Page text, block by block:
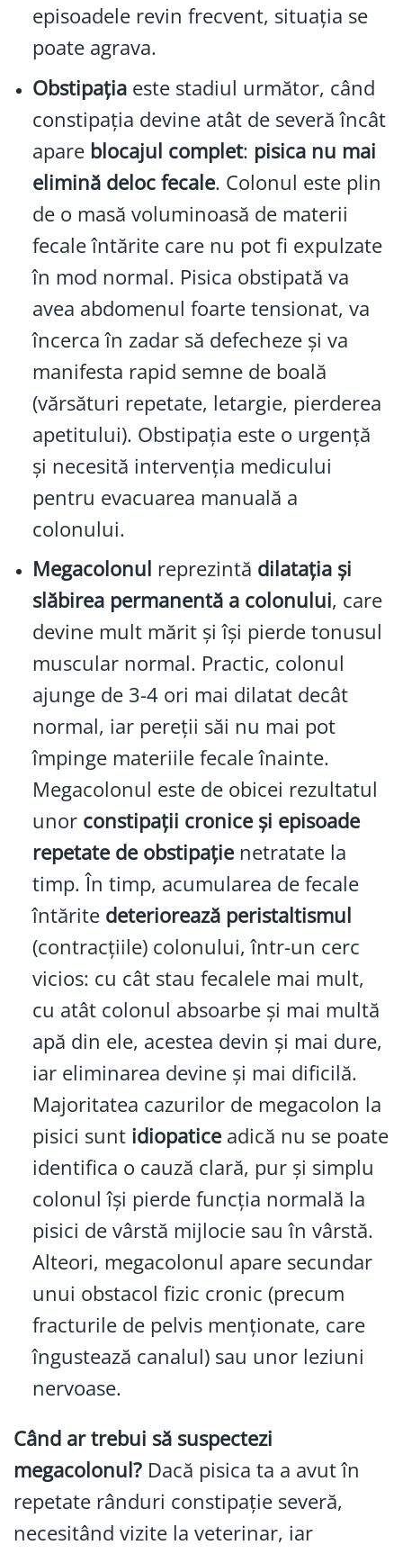
episoadele revin frecvent, situația se
poate agrava.
Obstipațiaeste stadiul următor, când
constipația devine atât de severă încât
apare blocajul complet: pisica nu mai
elimină deloc fecale. Colonul este plin
de o masă voluminoasă de materii
fecale întărite care nu pot fi expulzate
în mod normal. Pisica obstipată va
avea abdomenul foarte tensionat, va
încerca în zadar să defecheze și va
manifesta rapid semne de boală
(vărsături repetate, letargie, pierderea
apetitului). Obstipația este o urgență
și necesită intervenția medicului
pentru evacuarea manuală a
colonului.
Megacolonul reprezintă dilatația și
slăbirea permanentă a colonului, care
devine mult mărit și își pierde tonusul
muscular normal. Practic, colonul
ajunge de 3-4 ori mai dilatat decât
normal, iar pereții săi nu mai pot
împinge materiile fecale înainte.
Megacolonul este de obicei rezultatul
unor constipații cronice și episoade
repetate de obstipațienetratate la
timp. În timp, acumularea de fecale
întărite deteriorează peristaltismul
(contracțiile) colonului, într-un cerc
vicios: cu cât stau fecalele mai mult,
cu atât colonul absoarbe și mai multă
apă din ele, acestea devin și mai dure,
iar eliminarea devine și mai dificilă.
Majoritatea cazurilor de megacolon la
pisici sunt idiopaticeadică nu se poate
identifica o cauză clară, pur și simplu
colonul își pierde funcția normală la
pisici de vârstă mijlocie sau în vârstă.
Alteori, megacolonul apare secundar
unui obstacol fizic cronic (precum
fracturile de pelvis menționate, care
îngustează canalul) sau unor leziuni
nervoase.
Când ar trebui să suspectezi
megacolonul? Dacă pisica ta a avut în
repetate rânduri constipație severă,
necesitând vizite la veterinar, iar